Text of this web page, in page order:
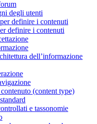
degli utenti
definire i contenuti
definire i contenuti
dell’informazione
(content type)
e tassonomie